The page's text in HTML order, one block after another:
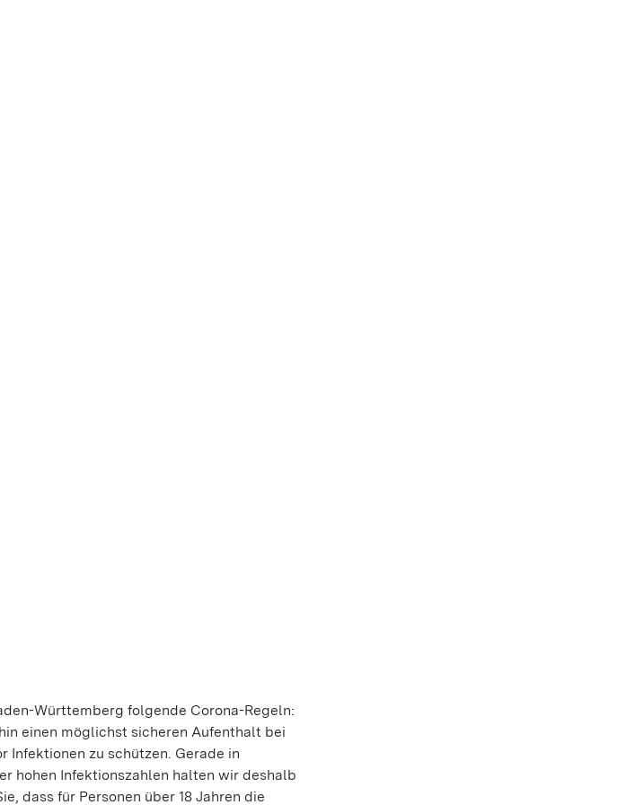
Württemberg folgende Corona-Regeln:
einen möglichst sicheren Aufenthalt bei
Infektionen zu schützen. Gerade in
hohen Infektionszahlen halten wir deshalb
dass für Personen über 18 Jahren die